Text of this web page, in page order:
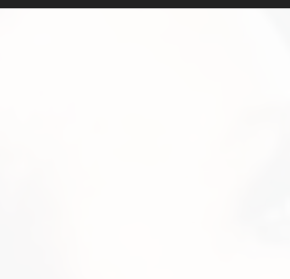
与えるアーティストの印象的なリストに